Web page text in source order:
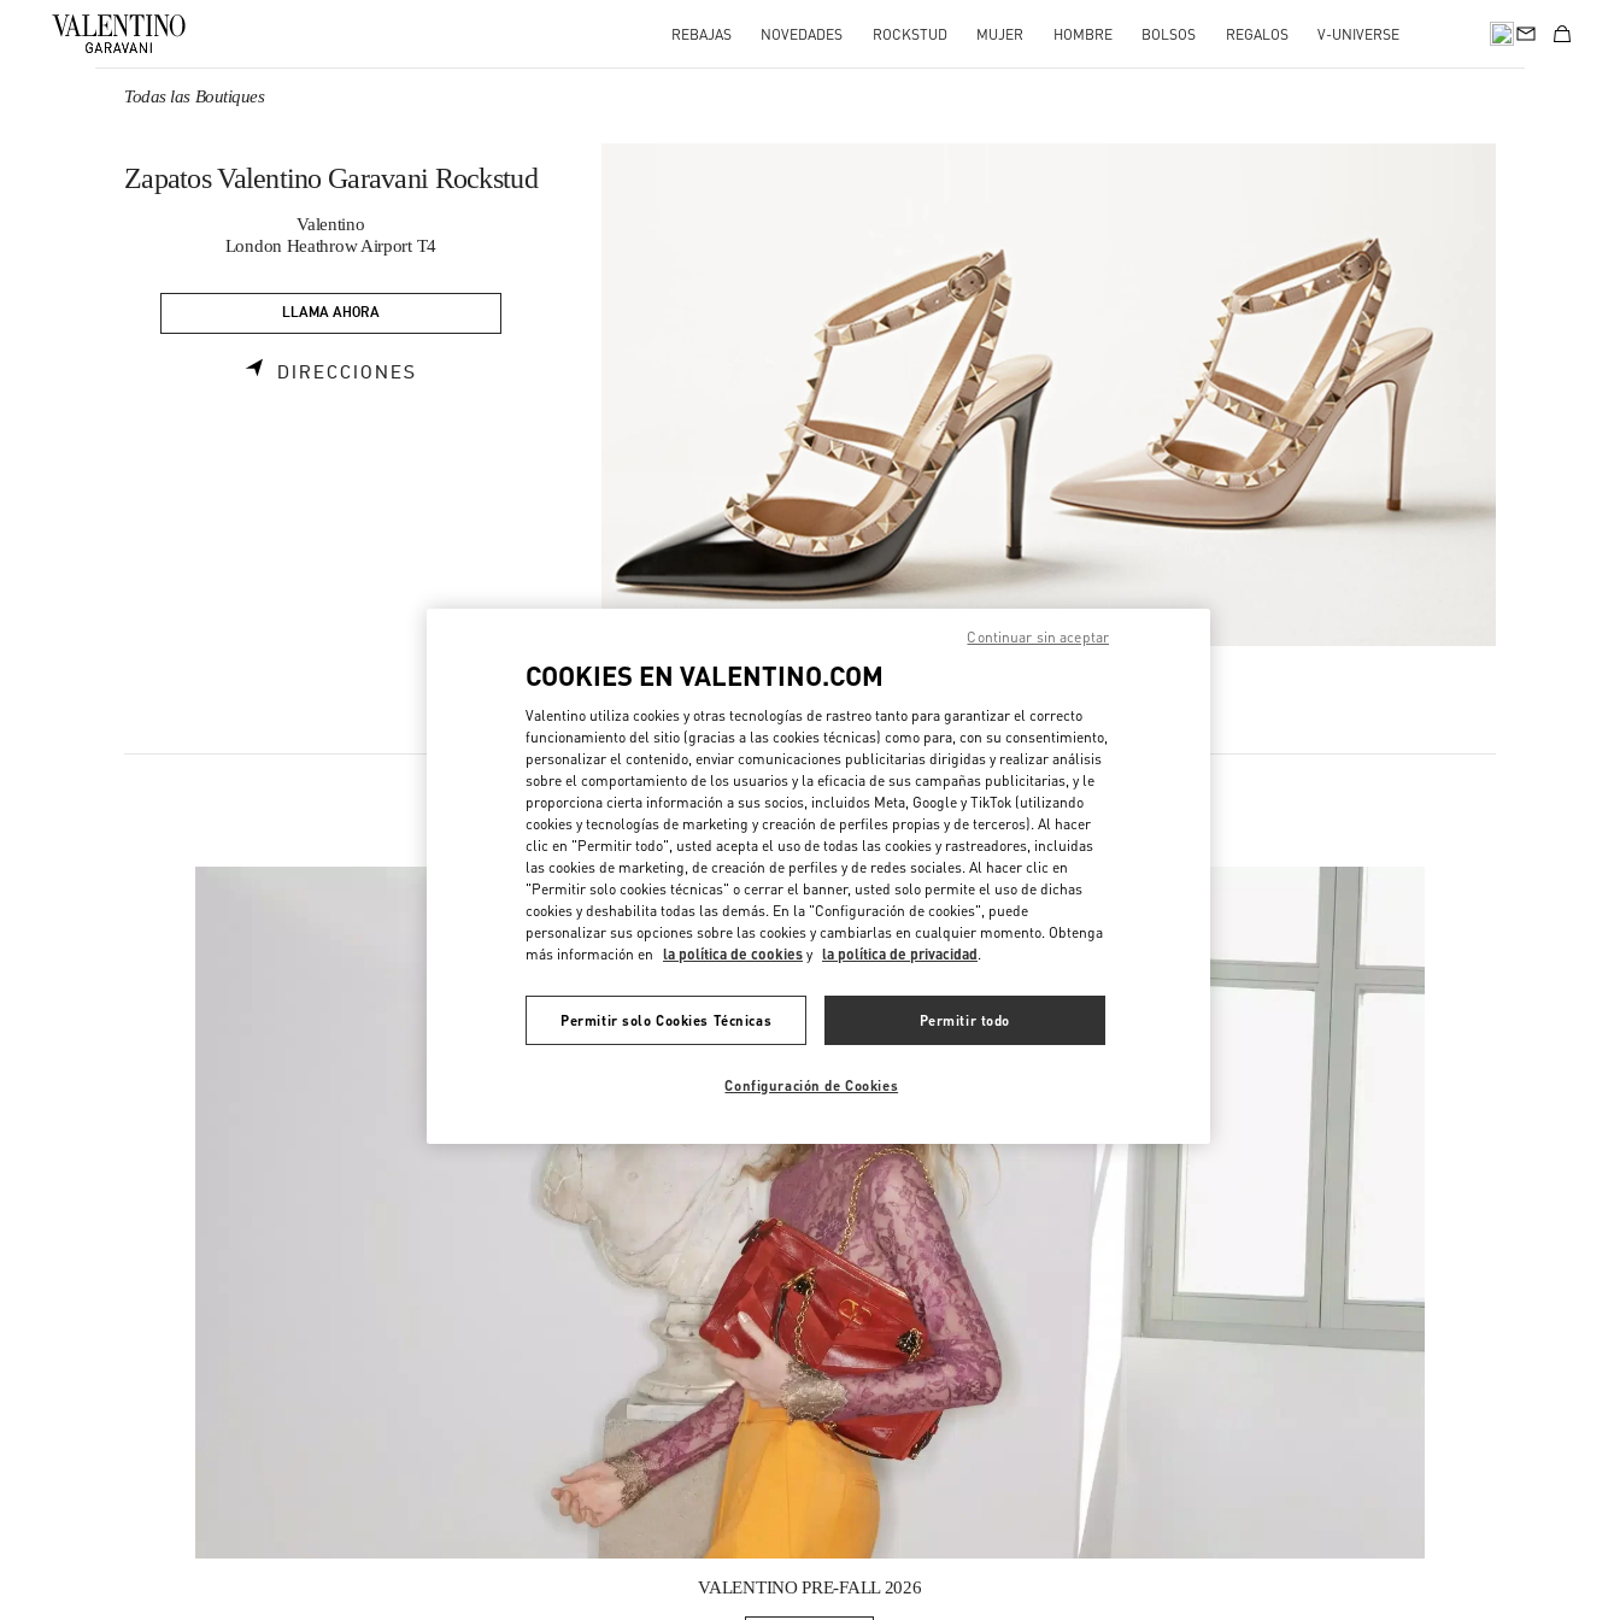
REBAJAS NOVEDADES ROCKSTUD MUJER HOMBRE BOLSOS REGALOS V-UNIVERSE
Todas las Boutiques
Zapatos Valentino Garavani Rockstud
Valentino
London Heathrow Airport T4
LLAMA AHORA
DIRECCIONES
Link Opens in New Tab
NOVEDADES
VALENTINO PRE-FALL 2026
COOKIES EN VALENTINO.COM
Valentino utiliza cookies y otras tecnologías de rastreo tanto para garantizar el correcto
funcionamiento del sitio (gracias a las cookies técnicas) como para, con su consentimiento,
personalizar el contenido, enviar comunicaciones publicitarias dirigidas y realizar análisis
sobre el comportamiento de los usuarios y la eficacia de sus campañas publicitarias, y le
proporciona cierta información a sus socios, incluidos Meta, Google y TikTok (utilizando
cookies y tecnologías de marketing y creación de perfiles propias y de terceros). Al hacer
clic en "Permitir todo", usted acepta el uso de todas las cookies y rastreadores, incluidas
las cookies de marketing, de creación de perfiles y de redes sociales. Al hacer clic en
"Permitir solo cookies técnicas" o cerrar el banner, usted solo permite el uso de dichas
cookies y deshabilita todas las demás. En la "Configuración de cookies", puede
personalizar sus opciones sobre las cookies y cambiarlas en cualquier momento. Obtenga
más información en la política de cookies y la política de privacidad.
Permitir solo Cookies Técnicas Permitir todo
Configuración de Cookies
Continuar sin aceptar